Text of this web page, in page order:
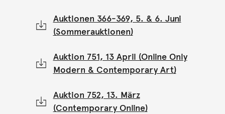
Auktionen 366-369, 5. & 6. Juni
(Sommerauktionen)
Auktion 751, 13 April (Online Only
Modern & Contemporary Art)
Auktion 752, 13. März
(Contemporary Online)